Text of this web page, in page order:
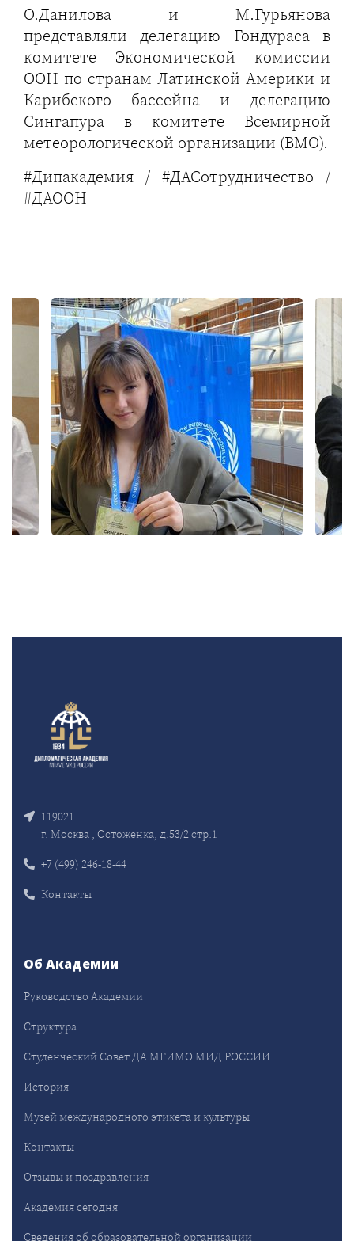
О.Данилова и М.Гурьянова
представляли делегацию Гондураса в
комитете Экономической комиссии
ООН по странам Латинской Америки и
Карибского бассейна и делегацию
Сингапура в комитете Всемирной
метеорологической организации (ВМО).
#Дипакадемия / #ДАСотрудничество /
#ДАООН
119021
г. Москва , Остоженка, д.53/2 стр.1
+7 (499) 246-18-44
Контакты
Об Академии
Руководство Академии
Структура
Студенческий Совет ДА МГИМО МИД РОССИИ
История
Музей международного этикета и культуры
Контакты
Отзывы и поздравления
Академия сегодня
Сведения об образовательной организации